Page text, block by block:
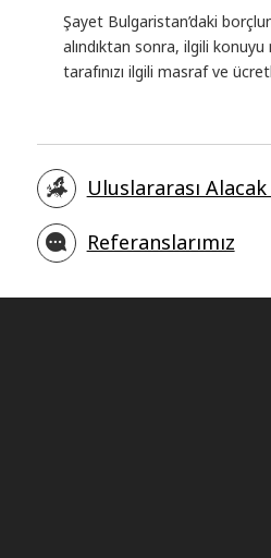
Şayet Bulgaristan’daki
alındıktan sonra, ilgili
tarafınızı ilgili masraf ve
Uluslararası
Referanslarımız